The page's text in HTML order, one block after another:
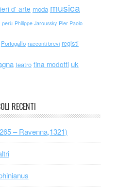
d' arte moda musica
perù Philippe Jaroussky Pier Paolo
Portogallo racconti brevi registi
teatro tina modotti uk
RECENTI
– Ravenna,1321)